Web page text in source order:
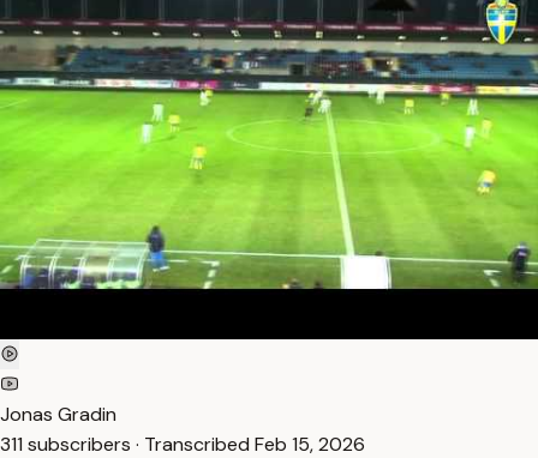
Jonas Gradin
311 subscribers · Transcribed Feb 15, 2026